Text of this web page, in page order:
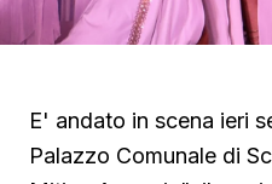
E' andato in scena ieri
Palazzo Comunale di